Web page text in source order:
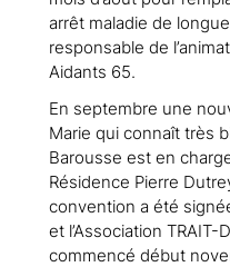
arrêt maladie de
responsable de
Aidants 65.
En septembre une
Marie qui connaît très
Barousse est en
Résidence Pierre
convention a été
et l’Association TRAIT-
commencé début